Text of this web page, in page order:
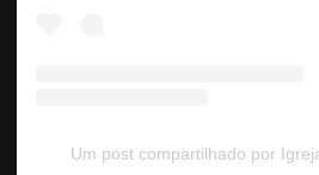
Um post compartilhado por